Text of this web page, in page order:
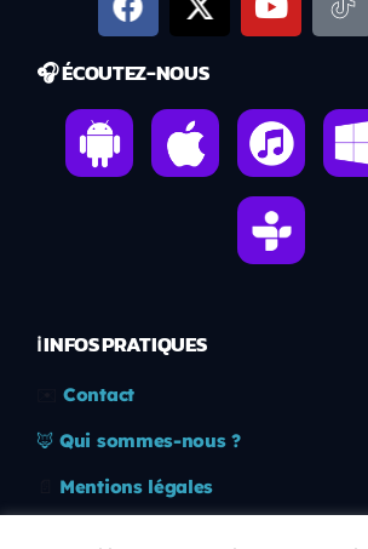
🎧 ÉCOUTEZ-NOUS
ℹ️ INFOS PRATIQUES
Contact
🦊 Qui sommes-nous ?
Mentions légales